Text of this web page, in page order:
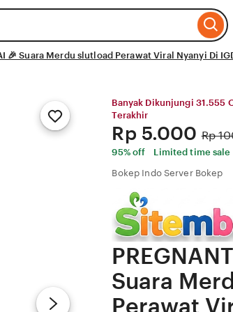
🎉 Suara Merdu slutload Perawat Viral Nyanyi Di
Add
to
Banyak Dikunjungi 31.555
Terakhir
Price:
Rp 5.000
Price:
Rp
95% off
Limited time sale
Bokep Indo Server Bokep
Suara
Perawat